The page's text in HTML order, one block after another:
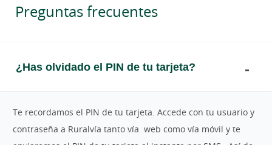
Preguntas frecuentes
¿Has olvidado el PIN de tu tarjeta?
Te recordamos el PIN de tu tarjeta. Accede con tu usuario y
contraseña a Ruralvía tanto vía web como vía móvil y te